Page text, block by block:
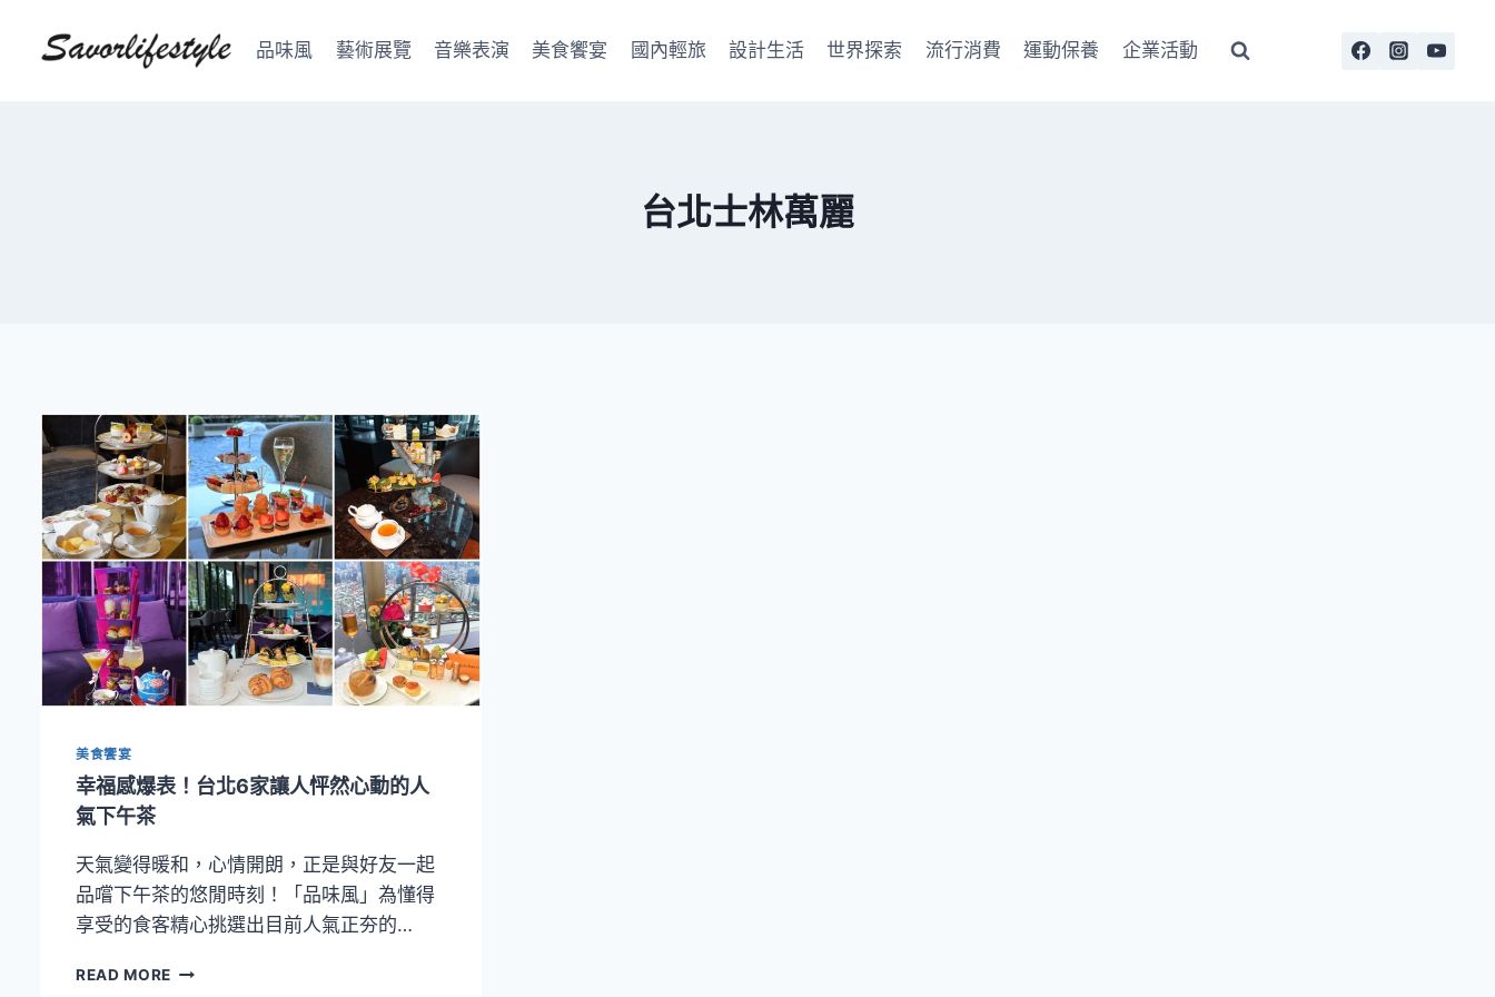
品味風 藝術展覽 音樂表演 美食饗宴 國內輕旅 設計生活 世界探索 流行消費 運動保養 企業活動
台北士林萬麗
美食饗宴
幸福感爆表！台北6家讓人怦然心動的人
氣下午茶
天氣變得暖和，心情開朗，正是與好友一起
品嚐下午茶的悠閒時刻！「品味風」為懂得
享受的食客精心挑選出目前人氣正夯的…
READ MORE